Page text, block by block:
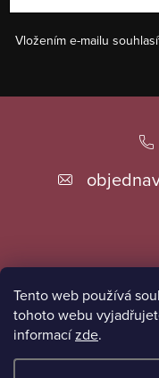
Tento web používá
tohoto webu
informacízde.
ý
i
n
Vložením e-mailu
Informace pro vás
Přijímáme online